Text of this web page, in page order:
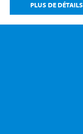
PLUS DE DÉTAILS